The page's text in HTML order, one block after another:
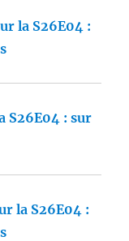
la S26E04 :
S26E04 : sur
la S26E04 :